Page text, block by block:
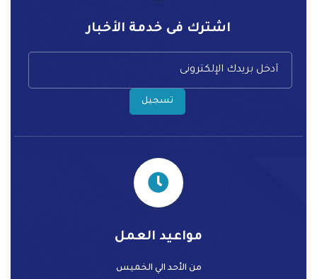
اشترك فى خدمة الأخبار
تسجيل
مواعيد العمل
من الأحد الي الخميس